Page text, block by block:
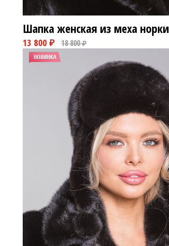
Шапка женская из меха норки